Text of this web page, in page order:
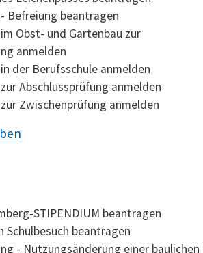
Befreiung beantragen
Obst- und Gartenbau zur
anmelden
der Berufsschule anmelden
Abschlussprüfung anmelden
Zwischenprüfung anmelden
STIPENDIUM beantragen
Schulbesuch beantragen
- Nutzungsänderung einer baulichen